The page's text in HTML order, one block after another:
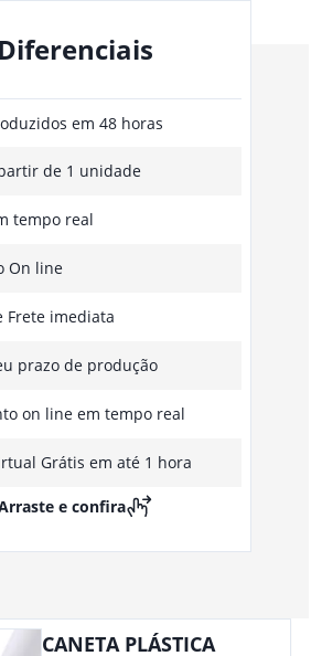
Diferenciais
em 48 horas
de 1 unidade
tempo real
On line
Frete imediata
prazo de produção
on line em tempo real
Grátis em até 1 hora
e confira
CANETA PLÁSTICA